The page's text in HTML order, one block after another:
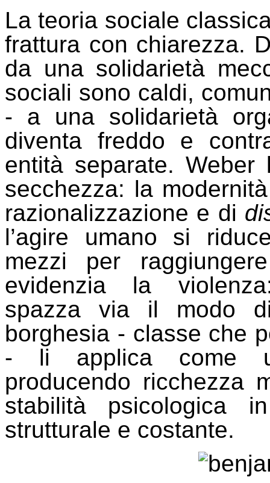
La teoria sociale
frattura con chiarezza.
da una solidarietà
sociali sono caldi,
- a una solidarietà
diventa freddo e
entità separate.
secchezza: la
razionalizzazione e di
l’agire umano si
mezzi per
evidenzia la
spazza via il modo
borghesia - classe che
- li applica come
producendo ricchezza
stabilità psicologica
strutturale e costante.